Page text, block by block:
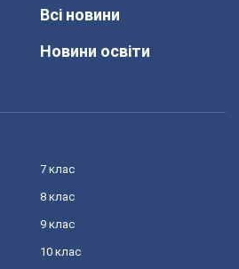
Всі новини
Новини освіти
7 клас
8 клас
9 клас
10 клас